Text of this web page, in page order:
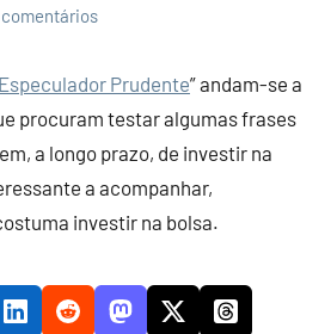
comentários
Prudente” andam-se a
procuram testar algumas frases
a longo prazo, de investir na
a acompanhar,
investir na bolsa.